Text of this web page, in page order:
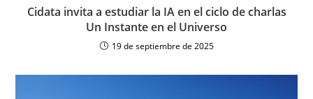
Cidata invita a estudiar la IA en el ciclo de charlas
Un Instante en el Universo
19 de septiembre de 2025